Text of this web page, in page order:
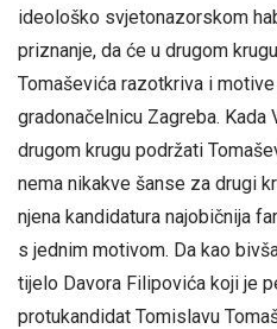
ideološko svjetonazorskom
priznanje, da će u drugom
Tomaševića razotkriva i
gradonačelnicu Zagreba. Kada
drugom krugu podržati
nema nikakve šanse za drugi
njena kandidatura najobičnija
s jednim motivom. Da kao
tijelo Davora Filipovića koji je
protukandidat Tomislavu